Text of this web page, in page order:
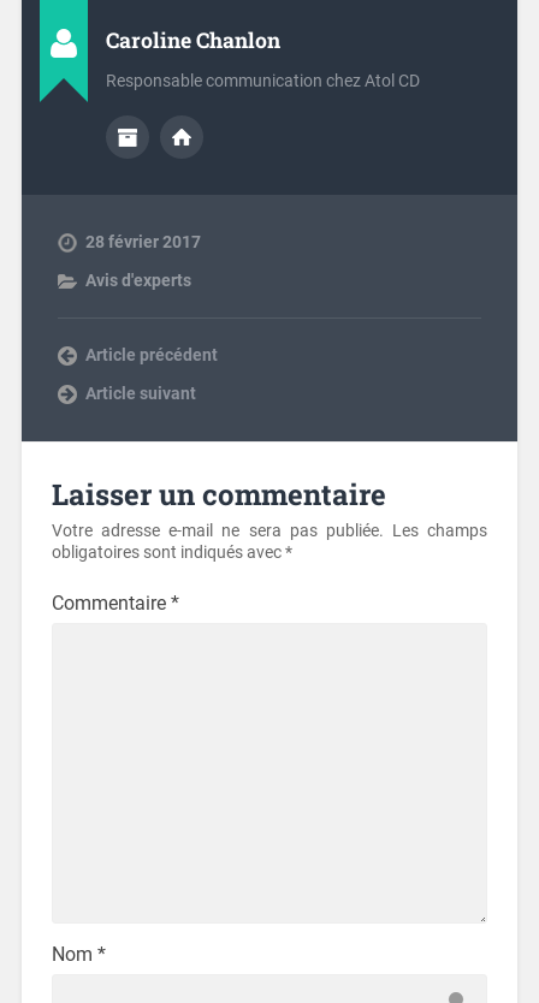
Caroline Chanlon
Responsable communication chez Atol CD
28 février 2017
Avis d'experts
Previous post
Next post
Laisser un commentaire
Votre adresse e-mail ne sera pas publiée. Les champs
obligatoires sont indiqués avec*
Commentaire *
Nom *